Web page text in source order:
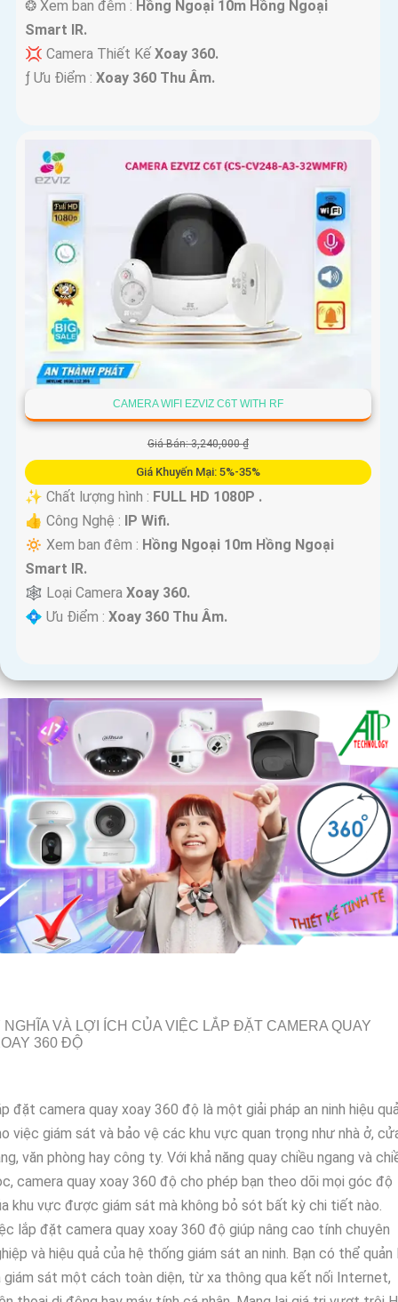
❂ Xem ban đêm : Hồng Ngoại 10m Hồng Ngoại
Smart IR.
💢 Camera Thiết Kế Xoay 360.
️ƒ Ưu Điểm : Xoay 360 Thu Âm.
CAMERA WIFI EZVIZ C6T WITH RF
Giá Bán: 3,240,000 ₫
Giá Khuyến Mại: 5%-35%
✨ Chất lượng hình : FULL HD 1080P .
👍 Công Nghệ :
IP Wifi.
🔅 Xem ban đêm : Hồng Ngoại 10m Hồng Ngoại
Smart IR.
🕸️ Loại Camera Xoay 360.
️💠 Ưu Điểm : Xoay 360 Thu Âm.
NGHĨA VÀ LỢI ÍCH CỦA VIỆC LẮP ĐẶT CAMERA QUAY
360 ĐỘ
đặt camera quay xoay 360 độ là một giải pháp an ninh hiệu
việc giám sát và bảo vệ các khu vực quan trọng như nhà ở,
văn phòng hay công ty. Với khả năng quay chiều ngang và
camera quay xoay 360 độ cho phép bạn theo dõi mọi góc độ
khu vực được giám sát mà không bỏ sót bất kỳ chi tiết nào.
lắp đặt camera quay xoay 360 độ giúp nâng cao tính chuyên
và hiệu quả của hệ thống giám sát an ninh. Bạn có thể quản
giám sát một cách toàn diện, từ xa thông qua kết nối Internet,